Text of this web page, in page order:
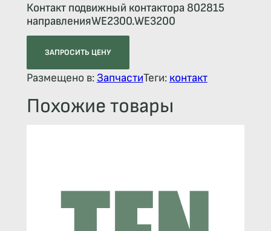
Контакт подвижный контактора 802815
направленияWE2300.WE3200
ЗАПРОСИТЬ ЦЕНУ
Размещено в: ЗапчастиТеги: контакт
Похожие товары